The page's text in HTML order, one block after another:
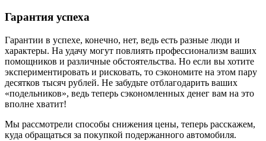
Гарантия успеха
Гарантии в успехе, конечно, нет, ведь есть разные люди и
характеры. На удачу могут повлиять профессионализм ваших
помощников и различные обстоятельства. Но если вы хотите
экспериментировать и рисковать, то сэкономите на этом пару
десятков тысяч рублей. Не забудьте отблагодарить ваших
«подельников», ведь теперь сэкономленных денег вам на это
вполне хватит!
Мы рассмотрели способы снижения цены, теперь расскажем,
куда обращаться за покупкой подержанного автомобиля.